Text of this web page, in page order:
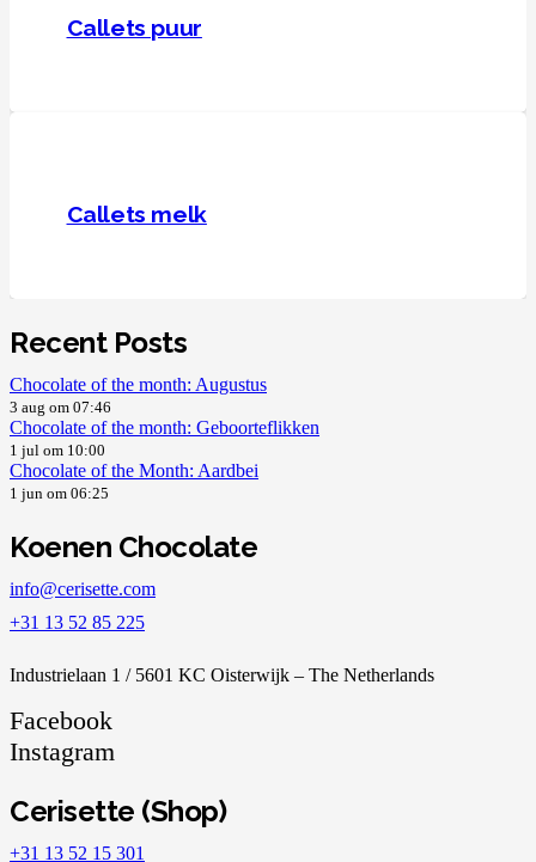
Callets puur
Callets melk
Recent Posts
Chocolate of the month: Augustus
3 aug om 07:46
Chocolate of the month: Geboorteflikken
1 jul om 10:00
Chocolate of the Month: Aardbei
1 jun om 06:25
Koenen Chocolate
info@cerisette.com
+31 13 52 85 225
Industrielaan 1 / 5601 KC Oisterwijk – The Netherlands
Facebook
Instagram
Cerisette (Shop)
+31 13 52 15 301